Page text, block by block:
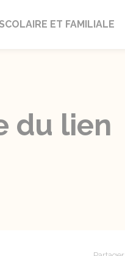
ET FAMILIALE
du lien